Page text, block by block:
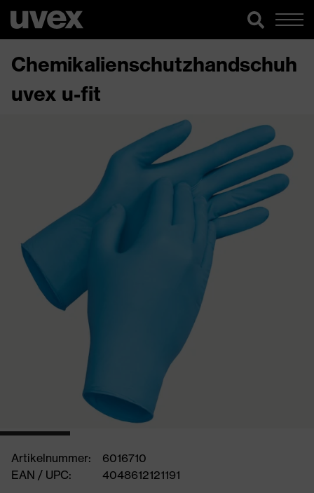
Chemikalienschutzhandschuh
uvex u-fit
Artikelnummer:
6016710
EAN / UPC:
4048612121191